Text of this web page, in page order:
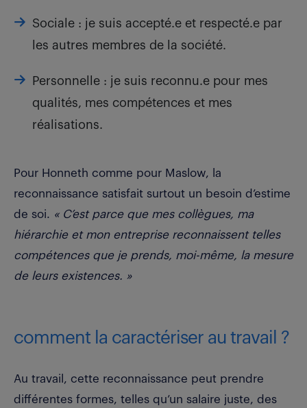
Sociale : je suis accepté.e et respecté.e par
les autres membres de la société.
Personnelle : je suis reconnu.e pour mes
qualités, mes compétences et mes
réalisations.
Pour Honneth comme pour Maslow, la
reconnaissance satisfait surtout un besoin d’estime
de soi. « C’est parce que mes collègues, ma
hiérarchie et mon entreprise reconnaissent telles
compétences que je prends, moi-même, la mesure
de leurs existences. »
comment la caractériser au travail ?
Au travail, cette reconnaissance peut prendre
différentes formes, telles qu’un salaire juste, des